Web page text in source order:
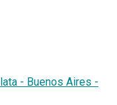
- Buenos Aires -